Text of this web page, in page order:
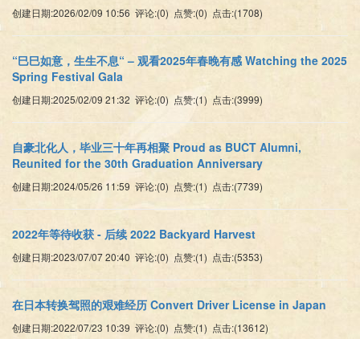
创建日期:2026/02/09 10:56 评论:(0) 点赞:(0) 点击:(1708)
“巳巳如意，生生不息“ – 观看2025年春晚有感 Watching the 2025
Spring Festival Gala
创建日期:2025/02/09 21:32 评论:(0) 点赞:(1) 点击:(3999)
自豪北化人，毕业三十年再相聚 Proud as BUCT Alumni,
Reunited for the 30th Graduation Anniversary
创建日期:2024/05/26 11:59 评论:(0) 点赞:(1) 点击:(7739)
2022年等待收获 - 后续 2022 Backyard Harvest
创建日期:2023/07/07 20:40 评论:(0) 点赞:(1) 点击:(5353)
在日本转换驾照的艰难经历 Convert Driver License in Japan
创建日期:2022/07/23 10:39 评论:(0) 点赞:(1) 点击:(13612)